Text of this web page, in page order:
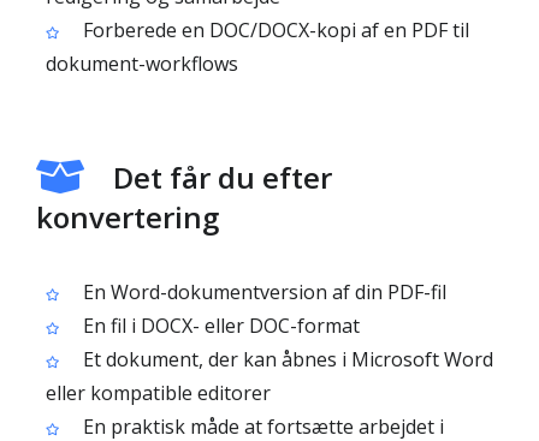
Forberede en DOC/DOCX-kopi af en PDF til
dokument-workflows
Det får du efter
konvertering
En Word-dokumentversion af din PDF-fil
En fil i DOCX- eller DOC-format
Et dokument, der kan åbnes i Microsoft Word
eller kompatible editorer
En praktisk måde at fortsætte arbejdet i